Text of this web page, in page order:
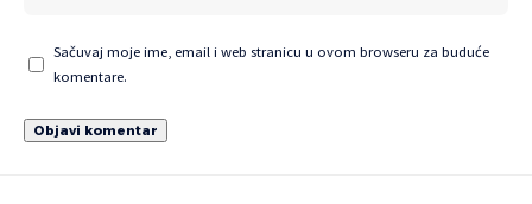
Sačuvaj moje ime, email i web stranicu u ovom browseru za buduće
komentare.